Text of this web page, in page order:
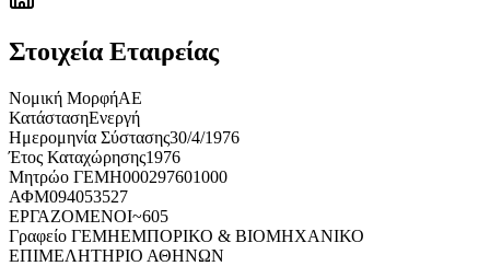
Στοιχεία Εταιρείας
Νομική ΜορφήΑΕ
ΚατάστασηΕνεργή
Ημερομηνία Σύστασης30/4/1976
Έτος Καταχώρησης1976
Μητρώο ΓΕΜΗ000297601000
ΑΦΜ094053527
ΕΡΓΑΖΟΜΕΝΟΙ~605
Γραφείο ΓΕΜΗΕΜΠΟΡΙΚΟ & ΒΙΟΜΗΧΑΝΙΚΟ
ΕΠΙΜΕΛΗΤΗΡΙΟ ΑΘΗΝΩΝ